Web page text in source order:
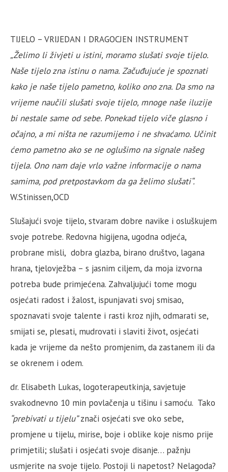
TIJELO – VRIJEDAN I DRAGOCJEN INSTRUMENT
„Želimo li živjeti u istini, moramo slušati svoje tijelo.
Naše tijelo zna istinu o nama. Začuđujuće je spoznati
kako je naše tijelo pametno, koliko ono zna. Da smo na
vrijeme naučili slušati svoje tijelo, mnoge naše iluzije
bi nestale same od sebe. Ponekad tijelo viče glasno i
očajno, a mi ništa ne razumijemo i ne shvaćamo. Učinit
ćemo pametno ako se ne oglušimo na signale našeg
tijela. Ono nam daje vrlo važne informacije o nama
samima, pod pretpostavkom da ga želimo slušati“.
W.Stinissen,OCD
Slušajući svoje tijelo, stvaram dobre navike i osluškujem
svoje potrebe. Redovna higijena, ugodna odjeća,
probrane misli, dobra glazba, birano društvo, lagana
hrana, tjelovježba – s jasnim ciljem, da moja izvorna
potreba bude primjećena. Zahvaljujući tome mogu
osjećati radost i žalost, ispunjavati svoj smisao,
spoznavati svoje talente i rasti kroz njih, odmarati se,
smijati se, plesati, mudrovati i slaviti život, osjećati
kada je vrijeme da nešto promjenim, da zastanem ili da
se okrenem i odem.
dr. Elisabeth Lukas, logoterapeutkinja, savjetuje
svakodnevno 10 min povlačenja u tišinu i samoću. Tako
“prebivati u tijelu”znači osjećati sve oko sebe,
promjene u tijelu, mirise, boje i oblike koje nismo prije
primjetili; slušati i osjećati svoje disanje… pažnju
usmjerite na svoje tijelo. Postoji li napetost? Nelagoda?